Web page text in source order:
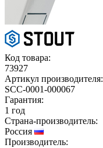
Код товара:
73927
Артикул производителя:
SCC-0001-000067
Гарантия:
1 год
Страна-производитель:
Россия
Производитель: